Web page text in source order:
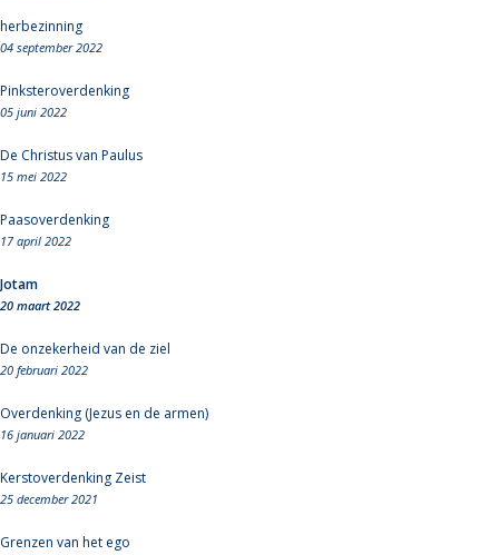
herbezinning
04 september 2022
Pinksteroverdenking
05 juni 2022
De Christus van Paulus
15 mei 2022
Paasoverdenking
17 april 2022
Jotam
20 maart 2022
De onzekerheid van de ziel
20 februari 2022
Overdenking (Jezus en de armen)
16 januari 2022
Kerstoverdenking Zeist
25 december 2021
Grenzen van het ego